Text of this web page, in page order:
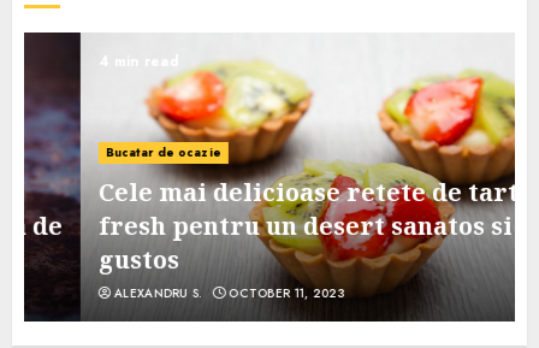
4 min read
Bucatar de ocazie
Cele mai delicioase retete de tarte
fresh pentru un desert sanatos si
gustos
ALEXANDRU S. OCTOBER 11, 2023